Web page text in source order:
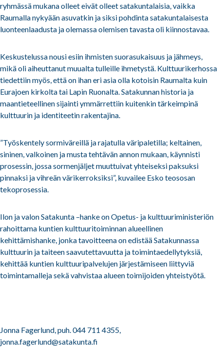
ryhmässä mukana olleet eivät olleet satakuntalaisia, vaikka
Raumalla nykyään asuvatkin ja siksi pohdinta satakuntalaisesta
luonteenlaadusta ja olemassa olemisen tavasta oli kiinnostavaa.
Keskustelussa nousi esiin ihmisten suorasukaisuus ja jähmeys,
mikä oli aiheuttanut muualta tulleille ihmetystä. Kulttuurikerhossa
tiedettiin myös, että on ihan eri asia olla kotoisin Raumalta kuin
Eurajoen kirkolta tai Lapin Ruonalta. Satakunnan historia ja
maantieteellinen sijainti ymmärrettiin kuitenkin tärkeimpinä
kulttuurin ja identiteetin rakentajina.
”Työskentely sormiväreillä ja rajatulla väripaletilla; keltainen,
sininen, valkoinen ja musta tehtävän annon mukaan, käynnisti
prosessin, jossa sormenjäljet muuttuivat yhteiseksi paksuksi
pinnaksi ja vihreän värikerroksiksi”, kuvailee Esko teososan
tekoprosessia.
Ilon ja valon Satakunta –hanke on Opetus- ja kulttuuriministeriön
rahoittama kuntien kulttuuritoiminnan alueellinen
kehittämishanke, jonka tavoitteena on edistää Satakunnassa
kulttuurin ja taiteen saavutettavuutta ja toimintaedellytyksiä,
kehittää kuntien kulttuuripalvelujen järjestämiseen liittyviä
toimintamalleja sekä vahvistaa alueen toimijoiden yhteistyötä.
Jonna Fagerlund, puh. 044 711 4355,
jonna.fagerlund@satakunta.fi